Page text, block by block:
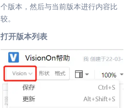
个版本，然后与当前版本进行内容比
较。
打开版本列表